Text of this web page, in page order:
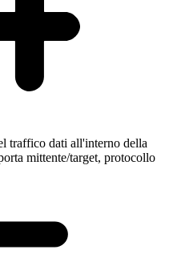
traffico dati all'interno della
mittente/target, protocollo